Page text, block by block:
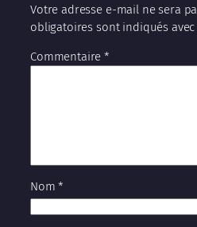
Votre adresse e-mail ne sera
obligatoires sont indiqués
Commentaire*
Nom*